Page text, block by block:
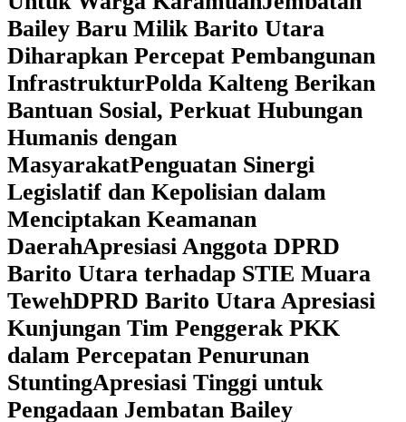
Bailey Baru Milik Barito Utara
Diharapkan Percepat Pembangunan
InfrastrukturPolda Kalteng Berikan
Bantuan Sosial, Perkuat Hubungan
Humanis dengan
MasyarakatPenguatan Sinergi
Legislatif dan Kepolisian dalam
Menciptakan Keamanan
DaerahApresiasi Anggota DPRD
Barito Utara terhadap STIE Muara
TewehDPRD Barito Utara Apresiasi
Kunjungan Tim Penggerak PKK
dalam Percepatan Penurunan
StuntingApresiasi Tinggi untuk
Pengadaan Jembatan Bailey